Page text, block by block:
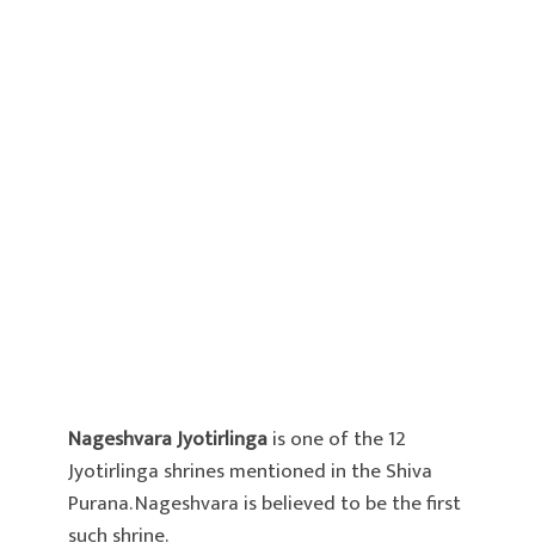
Nageshvara Jyotirlingais one of the 12
Jyotirlinga shrines mentioned in the Shiva
Purana. Nageshvara is believed to be the first
such shrine.